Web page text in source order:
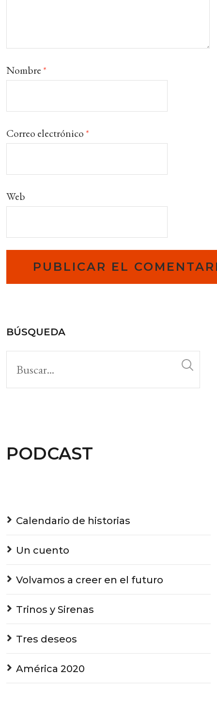
Nombre *
Correo electrónico *
Web
BÚSQUEDA
PODCAST
Calendario de historias
Un cuento
Volvamos a creer en el futuro
Trinos y Sirenas
Tres deseos
América 2020